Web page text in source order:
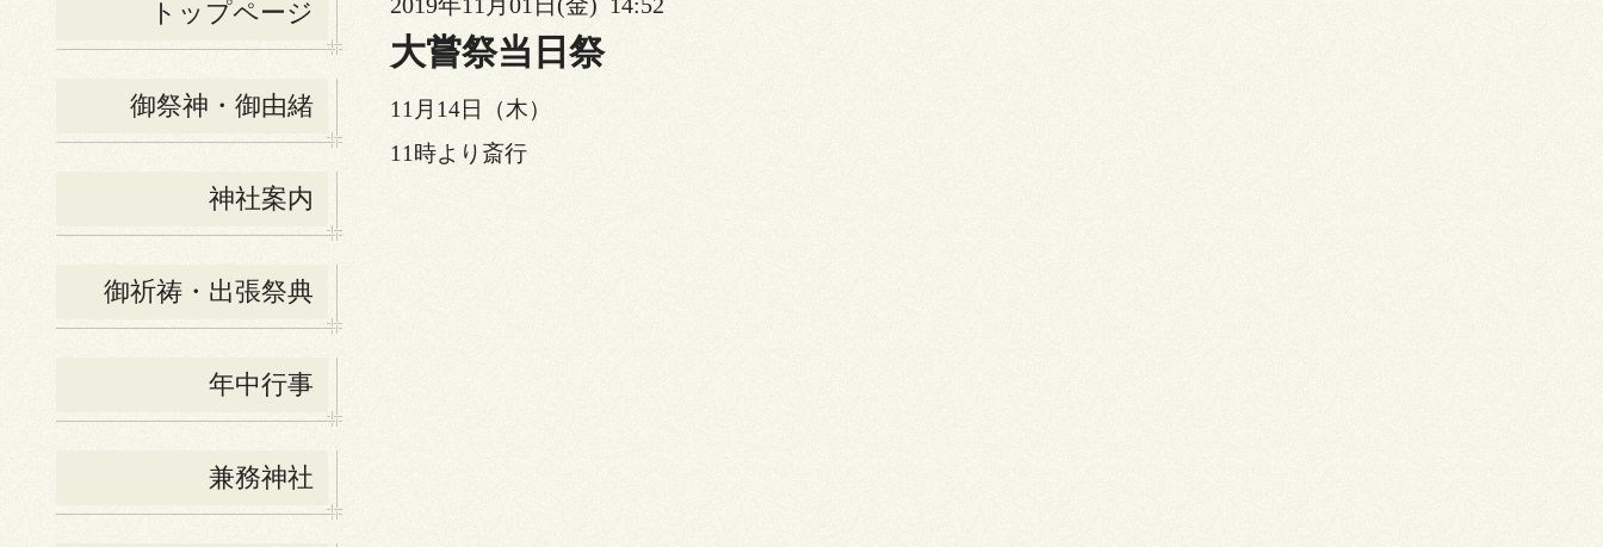
トップページ
御祭神・御由緒
神社案内
御祈祷・出張祭典
年中行事
兼務神社
大嘗祭当日祭
11月14日（木）
11時より斎行